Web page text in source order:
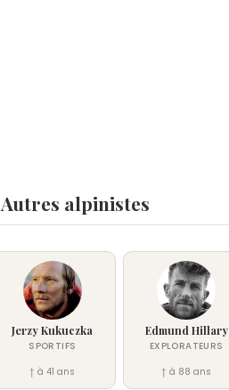
Autres alpinistes
Jerzy Kukuczka
SPORTIFS
† à 41 ans
Edmund Hillary
EXPLORATEURS
† à 88 ans